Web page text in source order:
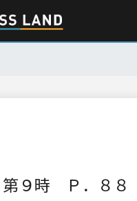
９時 Ｐ．８８